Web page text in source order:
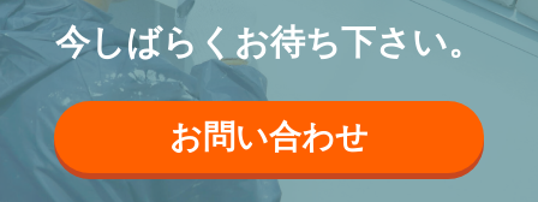
今しばらくお待ち下さい。
お問い合わせ